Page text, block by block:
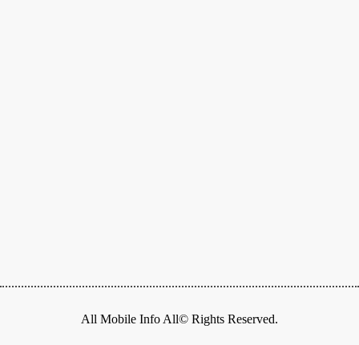
All Mobile Info All© Rights Reserved.